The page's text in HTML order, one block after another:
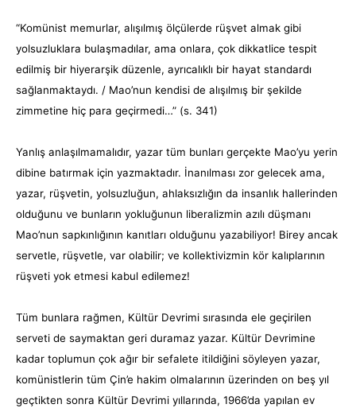
“Komünist memurlar, alışılmış ölçülerde rüşvet almak gibi
yolsuzluklara bulaşmadılar, ama onlara, çok dikkatlice tespit
edilmiş bir hiyerarşik düzenle, ayrıcalıklı bir hayat standardı
sağlanmaktaydı. / Mao’nun kendisi de alışılmış bir şekilde
zimmetine hiç para geçirmedi…” (s. 341)
Yanlış anlaşılmamalıdır, yazar tüm bunları gerçekte Mao’yu yerin
dibine batırmak için yazmaktadır. İnanılması zor gelecek ama,
yazar, rüşvetin, yolsuzluğun, ahlaksızlığın da insanlık hallerinden
olduğunu ve bunların yokluğunun liberalizmin azılı düşmanı
Mao’nun sapkınlığının kanıtları olduğunu yazabiliyor! Birey ancak
servetle, rüşvetle, var olabilir; ve kollektivizmin kör kalıplarının
rüşveti yok etmesi kabul edilemez!
Tüm bunlara rağmen, Kültür Devrimi sırasında ele geçirilen
serveti de saymaktan geri duramaz yazar. Kültür Devrimine
kadar toplumun çok ağır bir sefalete itildiğini söyleyen yazar,
komünistlerin tüm Çin’e hakim olmalarının üzerinden on beş yıl
geçtikten sonra Kültür Devrimi yıllarında, 1966’da yapılan ev